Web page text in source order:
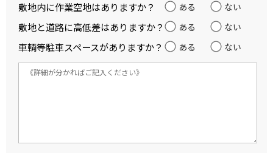
敷地内に作業空地はありますか？ ある ない
敷地と道路に高低差はありますか？ ある ない
車輌等駐車スペースがありますか？ ある ない